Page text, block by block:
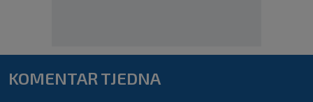
KOMENTAR TJEDNA